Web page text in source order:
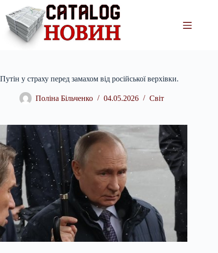
вмісту
Путін у страху перед замахом від російської верхівки.
Поліна Більченко 04.05.2026 Світ